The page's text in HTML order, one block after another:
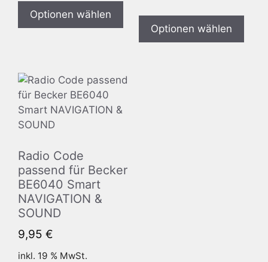
Optionen wählen
Optionen wählen
Radio Code
passend für Becker
BE6040 Smart
NAVIGATION &
SOUND
9,95 €
inkl. 19 % MwSt.